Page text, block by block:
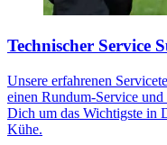
Technischer Service
Unsere erfahrenen
einen Rundum-Service
Dich um das Wichtigste in
Kühe.